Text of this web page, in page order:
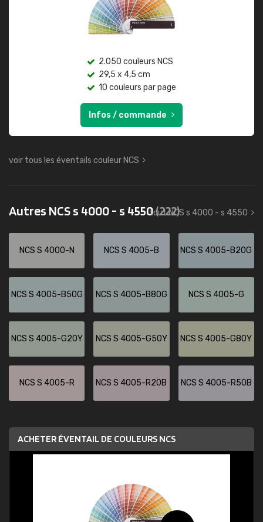
2.050 couleurs NCS
29,5 x 4,5 cm
10 couleurs par page
Infos / commande
voir tous les éventails couleur NCS
Autres NCS s 4000 - s 4550(222)
tout NCS s 4000 - s 4550
NCS S 4000-N NCS S 4005-B NCS S 4005-B20G
NCS S 4005-B50G NCS S 4005-B80G NCS S 4005-G
NCS S 4005-G20Y NCS S 4005-G50Y NCS S 4005-G80Y
NCS S 4005-R NCS S 4005-R20B NCS S 4005-R50B
ACHETER ÉVENTAIL DE COULEURS NCS